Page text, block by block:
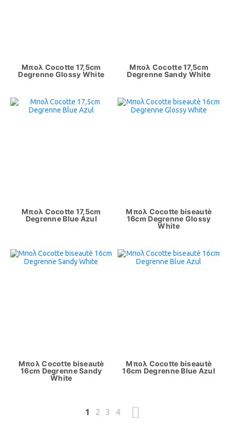
Μπολ Cocotte 17,5cm
Degrenne Glossy White
Μπολ Cocotte 17,5cm
Degrenne Sandy White
Μπολ Cocotte 17,5cm
Degrenne Blue Azul
Μπολ Cocotte biseautè
16cm Degrenne Glossy
White
Μπολ Cocotte biseautè
16cm Degrenne Sandy
White
Μπολ Cocotte biseautè
16cm Degrenne Blue Azul
1 2 3 4